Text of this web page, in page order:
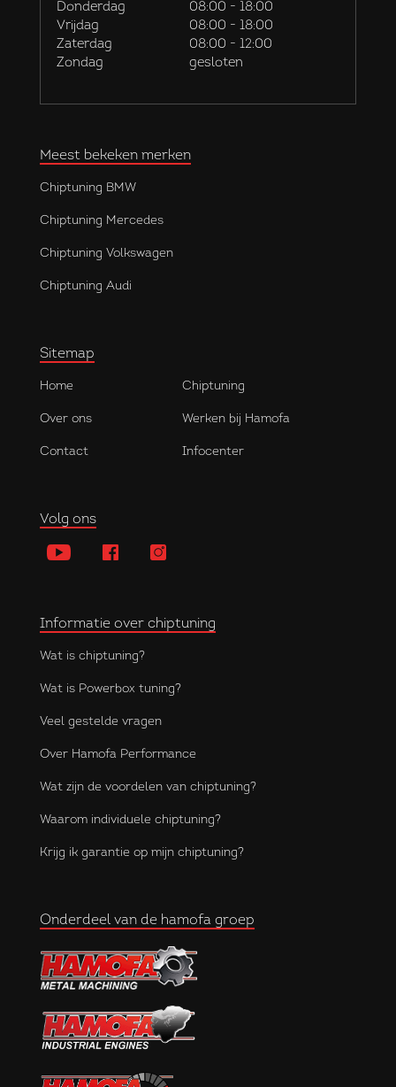
Donderdag
08:00 - 18:00
Vrijdag
08:00 - 18:00
Zaterdag
08:00 - 12:00
Zondag
gesloten
Meest bekeken merken
Chiptuning BMW
Chiptuning Mercedes
Chiptuning Volkswagen
Chiptuning Audi
Sitemap
Home Chiptuning
Over ons Werken bij Hamofa
Contact Infocenter
Volg ons
Informatie over chiptuning
Wat is chiptuning?
Wat is Powerbox tuning?
Veel gestelde vragen
Over Hamofa Performance
Wat zijn de voordelen van chiptuning?
Waarom individuele chiptuning?
Krijg ik garantie op mijn chiptuning?
Onderdeel van de hamofa groep